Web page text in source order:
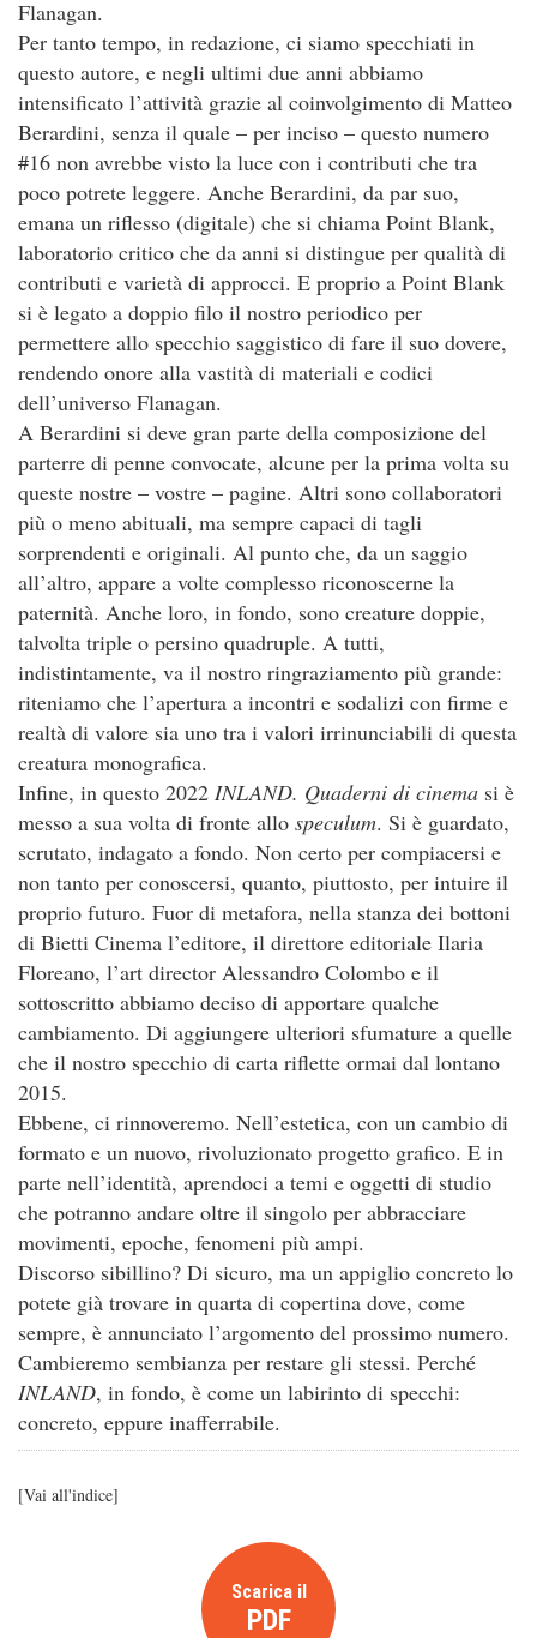
Flanagan.
Per tanto tempo, in redazione, ci siamo specchiati in
questo autore, e negli ultimi due anni abbiamo
intensificato l’attività grazie al coinvolgimento di Matteo
Berardini, senza il quale – per inciso – questo numero
#16 non avrebbe visto la luce con i contributi che tra
poco potrete leggere. Anche Berardini, da par suo,
emana un riflesso (digitale) che si chiama Point Blank,
laboratorio critico che da anni si distingue per qualità di
contributi e varietà di approcci. E proprio a Point Blank
si è legato a doppio filo il nostro periodico per
permettere allo specchio saggistico di fare il suo dovere,
rendendo onore alla vastità di materiali e codici
dell’universo Flanagan.
A Berardini si deve gran parte della composizione del
parterre di penne convocate, alcune per la prima volta su
queste nostre – vostre – pagine. Altri sono collaboratori
più o meno abituali, ma sempre capaci di tagli
sorprendenti e originali. Al punto che, da un saggio
all’altro, appare a volte complesso riconoscerne la
paternità. Anche loro, in fondo, sono creature doppie,
talvolta triple o persino quadruple. A tutti,
indistintamente, va il nostro ringraziamento più grande:
riteniamo che l’apertura a incontri e sodalizi con firme e
realtà di valore sia uno tra i valori irrinunciabili di questa
creatura monografica.
Infine, in questo 2022 INLAND. Quaderni di cinema si è
messo a sua volta di fronte allo speculum. Si è guardato,
scrutato, indagato a fondo. Non certo per compiacersi e
non tanto per conoscersi, quanto, piuttosto, per intuire il
proprio futuro. Fuor di metafora, nella stanza dei bottoni
di Bietti Cinema l’editore, il direttore editoriale Ilaria
Floreano, l’art director Alessandro Colombo e il
sottoscritto abbiamo deciso di apportare qualche
cambiamento. Di aggiungere ulteriori sfumature a quelle
che il nostro specchio di carta riflette ormai dal lontano
2015.
Ebbene, ci rinnoveremo. Nell’estetica, con un cambio di
formato e un nuovo, rivoluzionato progetto grafico. E in
parte nell’identità, aprendoci a temi e oggetti di studio
che potranno andare oltre il singolo per abbracciare
movimenti, epoche, fenomeni più ampi.
Discorso sibillino? Di sicuro, ma un appiglio concreto lo
potete già trovare in quarta di copertina dove, come
sempre, è annunciato l’argomento del prossimo numero.
Cambieremo sembianza per restare gli stessi. Perché
INLAND, in fondo, è come un labirinto di specchi:
concreto, eppure inafferrabile.
[Vai all'indice]
Scarica il
PDF